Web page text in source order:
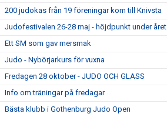
200 judokas från 19 föreningar kom till Knivsta
Judofestivalen 26-28 maj - höjdpunkt under året
Ett SM som gav mersmak
Judo - Nybörjarkurs för vuxna
Fredagen 28 oktober - JUDO OCH GLASS
Info om träningar på fredagar
Bästa klubb i Gothenburg Judo Open